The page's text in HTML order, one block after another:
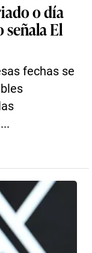
o día
señala El
fechas se